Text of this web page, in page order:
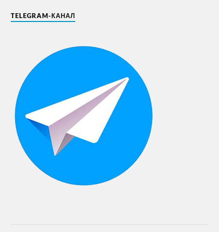
TELEGRAM-КАНАЛ